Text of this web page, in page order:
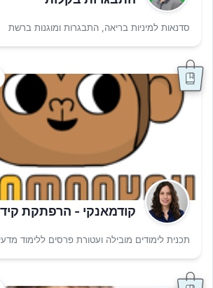
סדנאות למיניות בריאה, התבגרות ומוגנות ברשת
קודמאנקי - הרפתקת
תכנית לימודים מובילה ועטורת פרסים ללימוד